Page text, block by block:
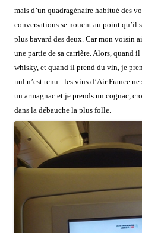
mais d’un quadragénaire habitué des
conversations se nouent au point qu’il
plus bavard des deux. Car mon voisin
une partie de sa carrière. Alors, quand
whisky, et quand il prend du vin, je
nul n’est tenu : les vins d’Air France
un armagnac et je prends un cognac,
dans la débauche la plus folle.